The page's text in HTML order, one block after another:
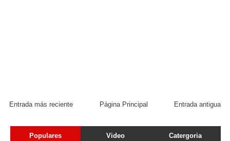
Entrada más reciente Entrada antigua
Página Principal
Populares Video Catergoria